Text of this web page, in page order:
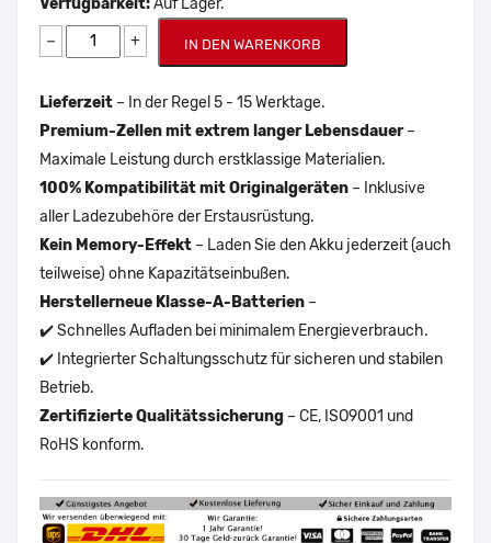
− + IN DEN WARENKORB
Lieferzeit – In der Regel 5 - 15 Werktage.
Premium-Zellen mit extrem langer Lebensdauer–
Maximale Leistung durch erstklassige Materialien.
100% Kompatibilität mit Originalgeräten – Inklusive
aller Ladezubehöre der Erstausrüstung.
Kein Memory-Effekt – Laden Sie den Akku jederzeit (auch
teilweise) ohne Kapazitätseinbußen.
Herstellerneue Klasse-A-Batterien –
✔️ Schnelles Aufladen bei minimalem Energieverbrauch.
✔️ Integrierter Schaltungsschutz für sicheren und stabilen
Betrieb.
Zertifizierte Qualitätssicherung – CE, ISO9001 und
RoHS konform.